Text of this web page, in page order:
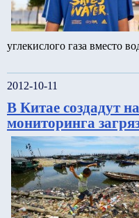
углекислого газа вместо
2012-10-11
В Китае создадут
мониторинга